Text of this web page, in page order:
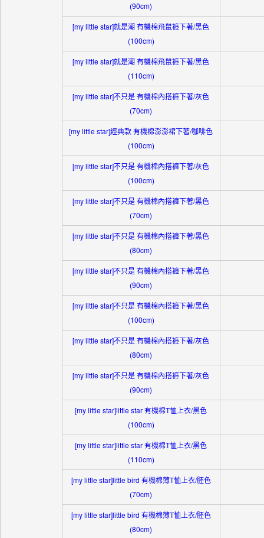
(90cm)
[my little star]就是潮 有機棉飛鼠褲下著/黑色
(100cm)
[my little star]就是潮 有機棉飛鼠褲下著/黑色
(110cm)
[my little star]不只是 有機棉內搭褲下著/灰色
(70cm)
[my little star]經典款 有機棉澎澎裙下著/咖啡色
(100cm)
[my little star]不只是 有機棉內搭褲下著/灰色
(100cm)
[my little star]不只是 有機棉內搭褲下著/黑色
(70cm)
[my little star]不只是 有機棉內搭褲下著/黑色
(80cm)
[my little star]不只是 有機棉內搭褲下著/黑色
(90cm)
[my little star]不只是 有機棉內搭褲下著/黑色
(100cm)
[my little star]不只是 有機棉內搭褲下著/灰色
(80cm)
[my little star]不只是 有機棉內搭褲下著/灰色
(90cm)
[my little star]little star 有機棉T恤上衣/黑色
(100cm)
[my little star]little star 有機棉T恤上衣/黑色
(110cm)
[my little star]little bird 有機棉薄T恤上衣/胚色
(70cm)
[my little star]little bird 有機棉薄T恤上衣/胚色
(80cm)